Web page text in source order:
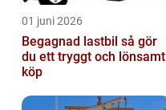
01 juni 2026
Begagnad lastbil så gör
du ett tryggt och lönsamt
köp